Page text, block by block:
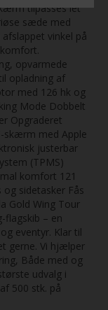
tilpasses let
sæde med
vinkel på
opvarmede
opladning af
med 126 hk og
Mode Dobbelt
Opgraderet
skærm med Apple
justerbar
(TPMS)
komfort 121
sidetasker Fås
Gold Wing Tour
flagskib – en
eventyr. Klar til
gerne. Vi hjælper
Både med og
udvalg i
500 stk. på